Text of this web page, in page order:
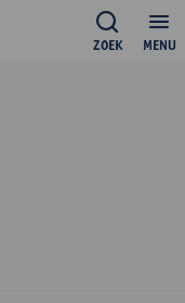
MENU
ZOEK